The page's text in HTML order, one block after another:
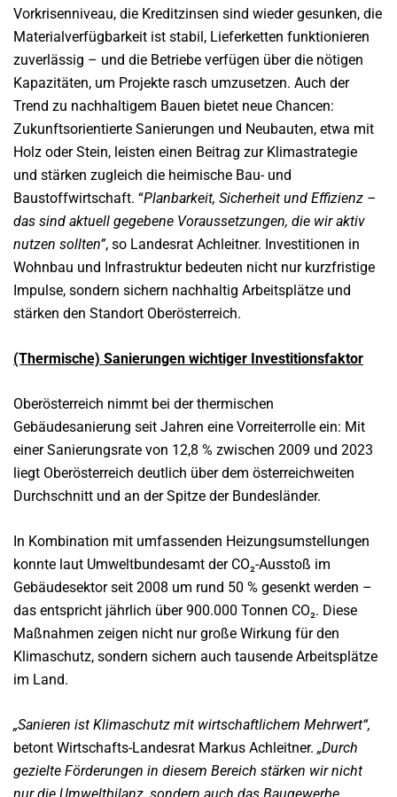
Vorkrisenniveau, die Kreditzinsen sind wieder gesunken, die
Materialverfügbarkeit ist stabil, Lieferketten funktionieren
zuverlässig – und die Betriebe verfügen über die nötigen
Kapazitäten, um Projekte rasch umzusetzen. Auch der
Trend zu nachhaltigem Bauen bietet neue Chancen:
Zukunftsorientierte Sanierungen und Neubauten, etwa mit
Holz oder Stein, leisten einen Beitrag zur Klimastrategie
und stärken zugleich die heimische Bau- und
Baustoffwirtschaft. “Planbarkeit, Sicherheit und Effizienz –
das sind aktuell gegebene Voraussetzungen, die wir aktiv
nutzen sollten”, so Landesrat Achleitner. Investitionen in
Wohnbau und Infrastruktur bedeuten nicht nur kurzfristige
Impulse, sondern sichern nachhaltig Arbeitsplätze und
stärken den Standort Oberösterreich.
(Thermische) Sanierungen wichtiger Investitionsfaktor
Oberösterreich nimmt bei der thermischen
Gebäudesanierung seit Jahren eine Vorreiterrolle ein: Mit
einer Sanierungsrate von 12,8 % zwischen 2009 und 2023
liegt Oberösterreich deutlich über dem österreichweiten
Durchschnitt und an der Spitze der Bundesländer.
In Kombination mit umfassenden Heizungsumstellungen
konnte laut Umweltbundesamt der CO₂-Ausstoß im
Gebäudesektor seit 2008 um rund 50 % gesenkt werden –
das entspricht jährlich über 900.000 Tonnen CO₂. Diese
Maßnahmen zeigen nicht nur große Wirkung für den
Klimaschutz, sondern sichern auch tausende Arbeitsplätze
im Land.
„Sanieren ist Klimaschutz mit wirtschaftlichem Mehrwert“,
betont Wirtschafts-Landesrat Markus Achleitner. „Durch
gezielte Förderungen in diesem Bereich stärken wir nicht